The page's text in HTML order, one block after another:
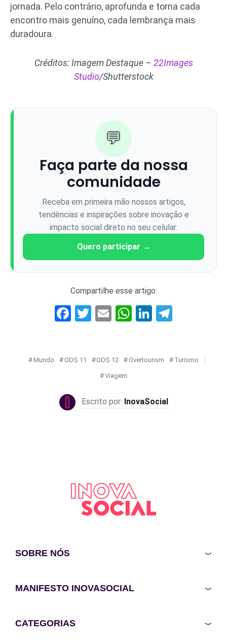
jornada. Pelo contrário, aprofunda e torna cada
encontro mais genuíno, cada lembrança mais
duradoura.
Créditos: Imagem Destaque – 22Images
Studio/Shutterstock
💬
Faça parte da nossa
comunidade
Receba em primeira mão nossos artigos,
tendências e inspirações sobre inovação e
impacto social direto no seu celular.
Quero participar →
Compartilhe esse artigo:
Facebook
Twitter
EmailWhatsApp
LinkedIn
Mundo ODS 11 ODS 12 Overtourism Turismo
Viagem
InovaSocial
SOBRE NÓS
MANIFESTO INOVASOCIAL
CATEGORIAS